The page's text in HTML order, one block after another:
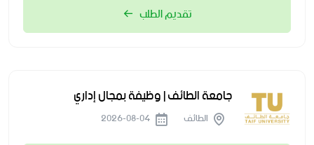
تقديم الطلب
جامعة الطائف | وظيفة بمجال إداري
الطائف